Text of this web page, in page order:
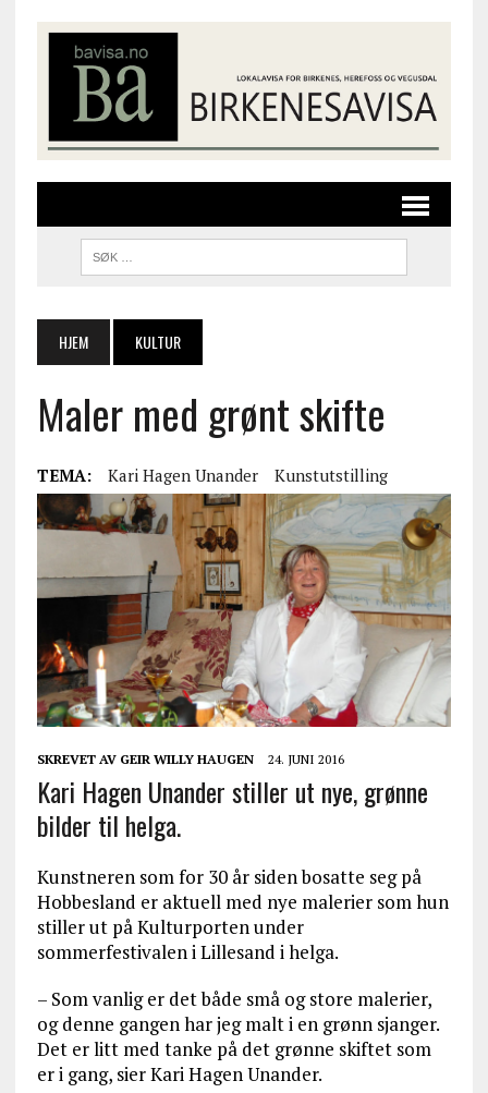
HJEM KULTUR
Maler med grønt skifte
TEMA: Kari Hagen Unander Kunstutstilling
SKREVET AV GEIR WILLY HAUGEN 24. JUNI 2016
Kari Hagen Unander stiller ut nye, grønne
bilder til helga.
Kunstneren som for 30 år siden bosatte seg på
Hobbesland er aktuell med nye malerier som hun
stiller ut på Kulturporten under
sommerfestivalen i Lillesand i helga.
– Som vanlig er det både små og store malerier,
og denne gangen har jeg malt i en grønn sjanger.
Det er litt med tanke på det grønne skiftet som
er i gang, sier Kari Hagen Unander.